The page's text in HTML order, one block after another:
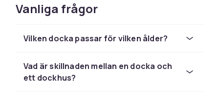
storlekar. Dockleken är tidlös och tränar både
språk, empati och kreativitet medan barnen
Dockor finns i många varianter. Mjuka
tygdockor passar de allra minsta, medan
Vanliga frågor
Vilken docka passar för vilken ålder?
Vad är skillnaden mellan en docka och
ett dockhus?